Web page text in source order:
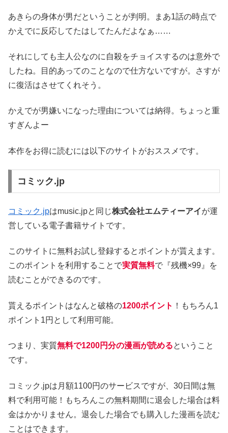
あきらの身体が男だということが判明。まあ1話の時点で
かえでに反応してたはしてたんだよなぁ……
それにしても主人公なのに自殺をチョイスするのは意外で
したね。目的あってのことなので仕方ないですが。さすが
に復活はさせてくれそう。
かえでが男嫌いになった理由については納得。ちょっと重
すぎんよー
本作をお得に読むには以下のサイトがおススメです。
コミック.jp
コミック.jpはmusic.jpと同じ株式会社エムティーアイが運
営している電子書籍サイトです。
このサイトに無料お試し登録するとポイントが貰えます。
このポイントを利用することで実質無料で『残機×99』を
読むことができるのです。
貰えるポイントはなんと破格の1200ポイント ！もちろん1
ポイント1円として利用可能。
つまり、実質無料で1200円分の漫画が読めるということ
です。
コミック.jpは月額1100円のサービスですが、30日間は無
料で利用可能！もちろんこの無料期間に退会した場合は料
金はかかりません。退会した場合でも購入した漫画を読む
ことはできます。